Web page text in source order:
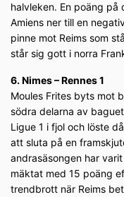
halvleken. En poäng på
Amiens ner till en
pinne mot Reims som
står sig gott i norra
6. Nimes – Rennes 1
Moules Frites byts mot
södra delarna av
Ligue 1 i fjol och löste
att sluta på en
andrasäsongen har
mäktat med 15 poäng
trendbrott när Reims